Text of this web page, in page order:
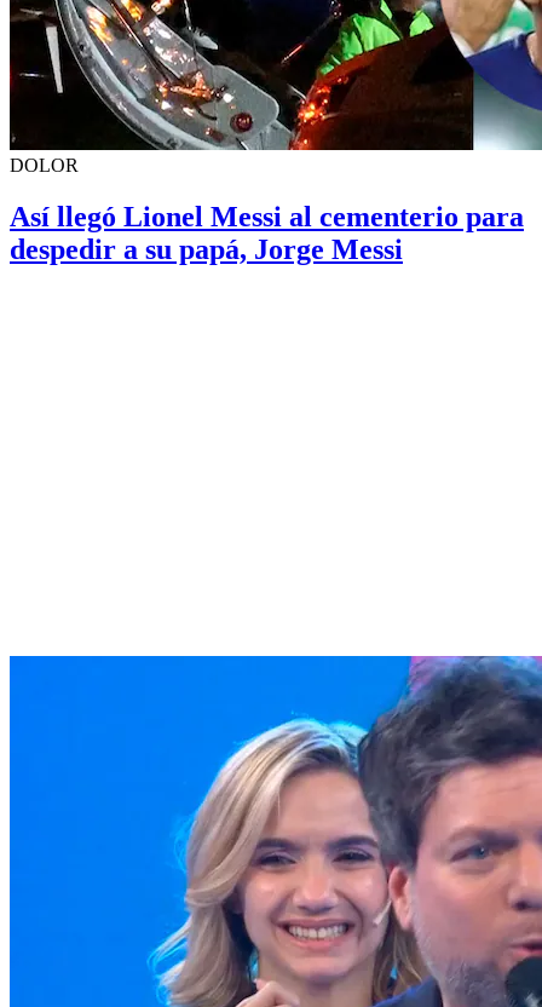
DOLOR
Así llegó Lionel Messi al cementerio para
despedir a su papá, Jorge Messi